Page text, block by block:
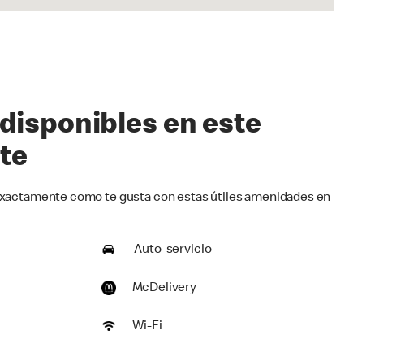
en este
como te gusta con estas útiles amenidades en
Auto-servicio
McDelivery
Wi-Fi